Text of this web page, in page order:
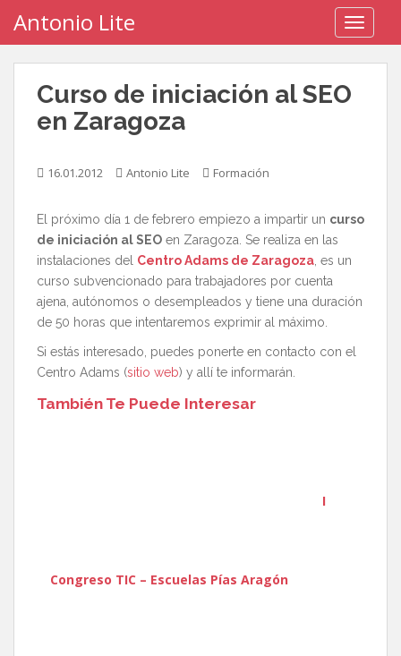
i
Antonio Lite
Curso de iniciación al SEO
en Zaragoza
16.01.2012 Antonio Lite Formación
El próximo día 1 de febrero empiezo a impartir un curso
de iniciación al SEO en Zaragoza. Se realiza en las
instalaciones del Centro Adams de Zaragoza , es un
curso subvencionado para trabajadores por cuenta
ajena, autónomos o desempleados y tiene una duración
de 50 horas que intentaremos exprimir al máximo.
Si estás interesado, puedes ponerte en contacto con el
Centro Adams (sitio web) y allí te informarán.
También Te Puede Interesar
I
Congreso TIC – Escuelas Pías Aragón